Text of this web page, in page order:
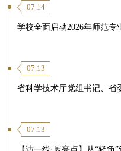
07.14
学校全面启动2026年师范专
07.13
省科学技术厅党组书记、省
07.13